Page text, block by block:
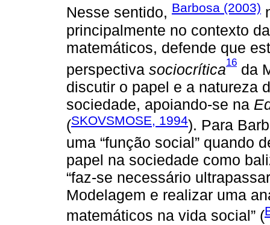
Nesse sentido, Barbosa (2003)
principalmente no contexto
matemáticos, defende que
perspectiva sociocrítica16 da
discutir o papel e a natureza
sociedade, apoiando-se na
(SKOVSMOSE, 1994). Para
uma “função social” quando
papel na sociedade como
“faz-se necessário
Modelagem e realizar uma
matemáticos na vida social” (